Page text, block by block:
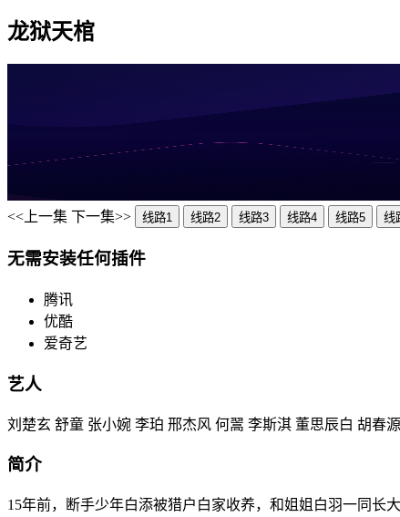
龙狱天棺
<<上一集 下一集>> 线路1 线路2 线路3 线路4 线路5 线
无需安装任何插件
腾讯
优酷
爱奇艺
艺人
刘楚玄 舒童 张小婉 李珀 邢杰风 何翯 李斯淇 董思辰白 胡春
简介
15年前，断手少年白添被猎户白家收养，和姐姐白羽一同长